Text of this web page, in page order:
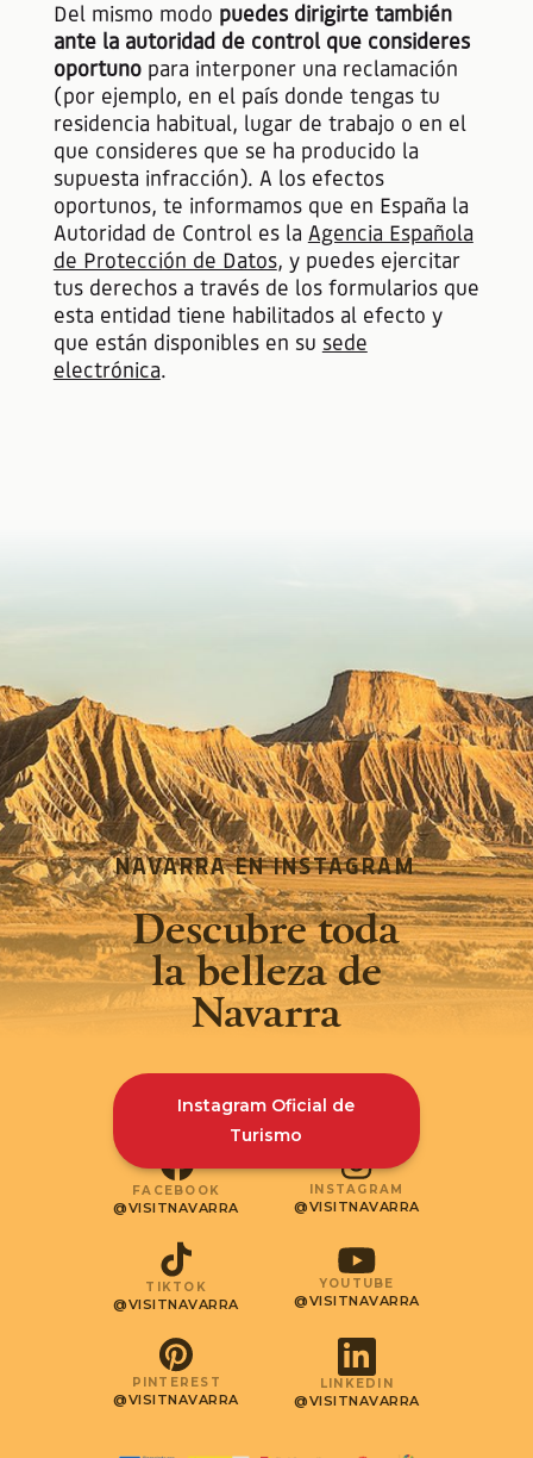
Del mismo modo puedes dirigirte también
ante la autoridad de control que consideres
oportunopara interponer una reclamación
(por ejemplo, en el país donde tengas tu
residencia habitual, lugar de trabajo o en el
que consideres que se ha producido la
supuesta infracción). A los efectos
oportunos, te informamos que en España la
Autoridad de Control es la Agencia Española
de Protección de Datos, y puedes ejercitar
tus derechos a través de los formularios que
esta entidad tiene habilitados al efecto y
que están disponibles en su sede
electrónica.
NAVARRA EN INSTAGRAM
Descubre toda
la belleza de
Navarra
Instagram Oficial de
Turismo
FACEBOOK
@VISITNAVARRA
INSTAGRAM
@VISITNAVARRA
TIKTOK
@VISITNAVARRA
YOUTUBE
@VISITNAVARRA
PINTEREST
@VISITNAVARRA
LINKEDIN
@VISITNAVARRA